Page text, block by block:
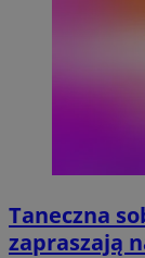
Taneczna
zapraszają